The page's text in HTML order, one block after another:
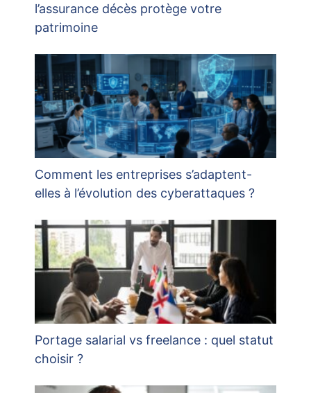
l’assurance décès protège votre
patrimoine
Comment les entreprises s’adaptent-
elles à l’évolution des cyberattaques ?
Portage salarial vs freelance : quel statut
choisir ?